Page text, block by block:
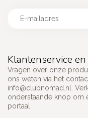
Klantenservice
Vragen over onze
ons weten via het
info@clubnomad.nl
.
onderstaande knop om
portaal.